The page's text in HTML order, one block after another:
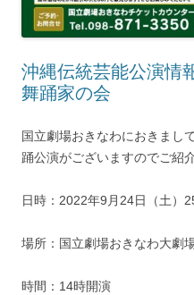
沖縄伝統芸能公演
舞踊家の会
国立劇場おきなわにおきまし
踊公演がございますのでご紹
日時：2022年9月24日（土）
場所：国立劇場おきなわ大劇
時間：14時開演